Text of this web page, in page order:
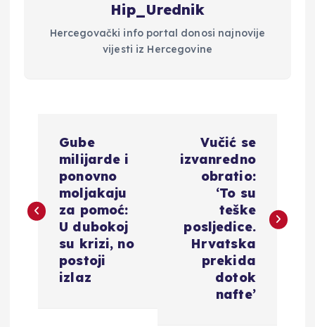
Hip_Urednik
Hercegovački info portal donosi najnovije
vijesti iz Hercegovine
v
Gube
milijarde i
ponovno
moljakaju
za pomoć:
U dubokoj
su krizi, no
postoji
izlaz
Vučić se
izvanredno
obratio:
‘To su
teške
posljedice.
Hrvatska
prekida
dotok
nafte’